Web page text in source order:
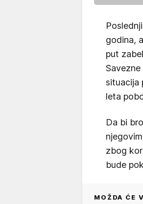
godina,
put
situacija
leta
Da bi
zbog
bude
MOŽDA ĆE